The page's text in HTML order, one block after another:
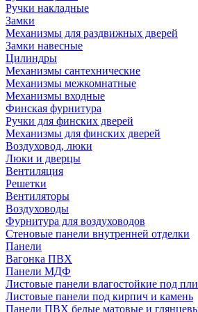
Ручки накладные
Замки
Механизмы для раздвижных дверей
Замки навесные
Цилиндры
Механизмы сантехнические
Механизмы межкомнатные
Механизмы входные
Финская фурнитура
Ручки для финских дверей
Механизмы для финских дверей
Воздуховод, люки
Люки и дверцы
Вентиляция
Решетки
Вентиляторы
Воздуховоды
Фурнитура для воздуховодов
Стеновые панели внутренней отделки
Панели
Вагонка ПВХ
Панели МДФ
Листовые панели влагостойкие под
Листовые панели под кирпич и камень
Панели ПВХ белые матовые и